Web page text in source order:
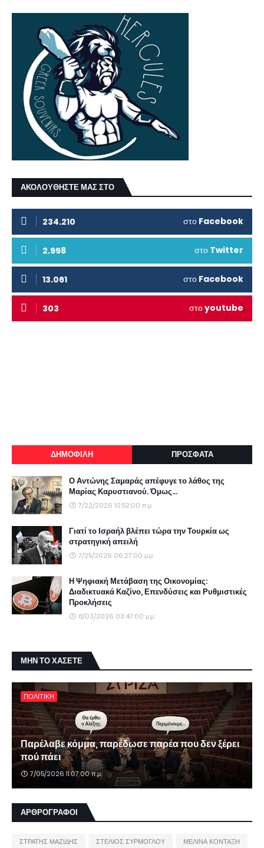
ΑΚΟΛΟΥΘΗΣΤΕ ΜΑΣ ΣΤΟ
234.210 στο Facebook
2.998 στο Twitter
13.061 στο Facebook
303 στοyoutube
ΔΗΜΟΦΙΛΗ ΠΡΟΣΦΑΤΑ
Ο Αντώνης Σαμαράς απέφυγε το λάθος της
Μαρίας Καρυστιανού. Όμως...
7/22/2026 10:52:00 π.μ.
Γιατί το Ισραήλ βλέπει τώρα την Τουρκία ως
στρατηγική απειλή
7/25/2026 06:27:00 μ.μ.
Η Ψηφιακή Μετάβαση της Οικονομίας:
Διαδικτυακά Καζίνο, Επενδύσεις και Ρυθμιστικές
Προκλήσεις
8/03/2026 03:47:00 μ.μ.
ΜΗΝ ΤΟ ΧΑΣΕΤΕ
ΠΟΛΙΤΙΚΗ
Παρέλαβε κόμμα, παρέδωσε παρέα που δεν ξέρει
πού πάει
7/05/2026 11:07:00 π.μ.
ΑΡΘΡΟΓΡΑΦΟΙ
ΣΤΡΑΤΗΣ ΜΑΖΙΔΗΣ ΣΤΕΛΙΟΣ ΣΥΡΜΟΓΛΟΥ
ΜΕΛΙΝΑ ΚΟΝΤΑΞΗ